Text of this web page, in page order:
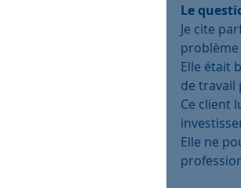
Le
Je cite
Elle était
de travail
Ce client
Elle ne